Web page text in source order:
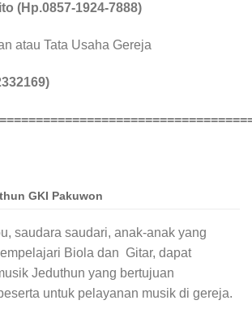
(Hp.0857-1924-7888)
atau Tata Usaha Gereja
GKI Pakuwon
saudara saudari, anak-anak yang
Biola dan Gitar, dapat
Jeduthun yang bertujuan
untuk pelayanan musik di gereja.